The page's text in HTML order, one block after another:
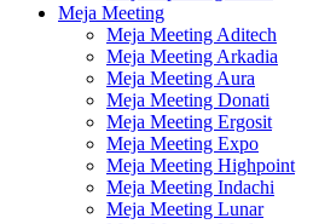
Meja Meeting
Meja Meeting Aditech
Meja Meeting Arkadia
Meja Meeting Aura
Meja Meeting Donati
Meja Meeting Ergosit
Meja Meeting Expo
Meja Meeting Highpoint
Meja Meeting Indachi
Meja Meeting Lunar